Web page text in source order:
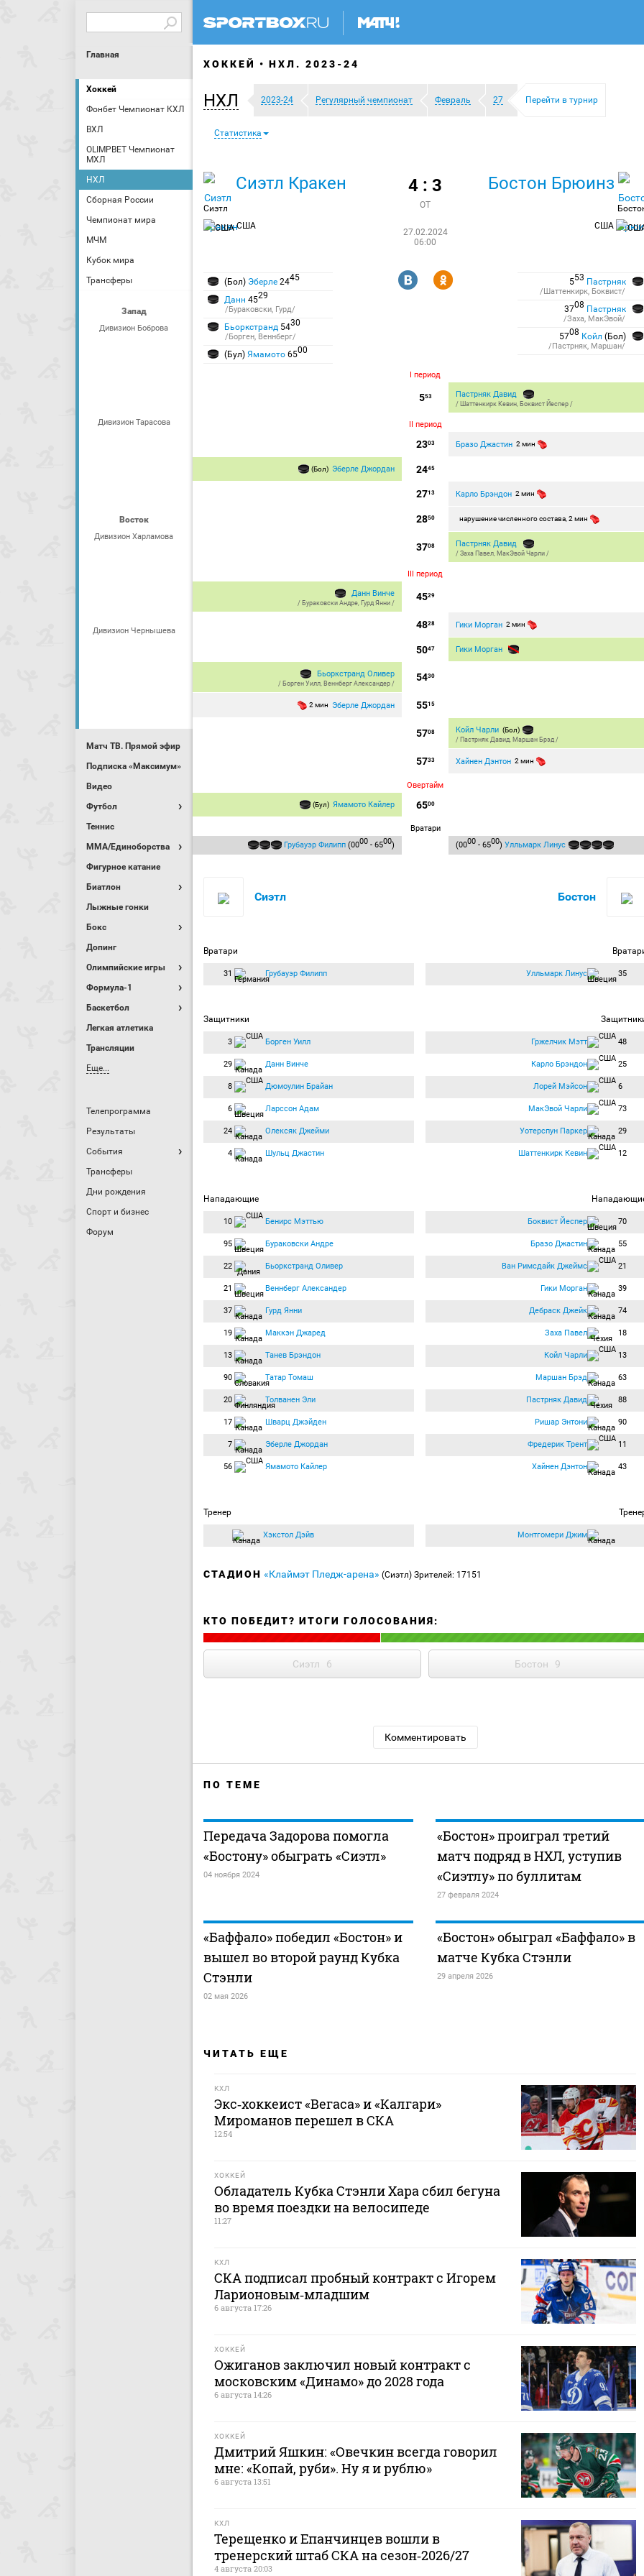
Главная
Хоккей
Фонбет Чемпионат КХЛ
ВХЛ
OLIMPBET Чемпионат
МХЛ
НХЛ
Сборная России
Чемпионат мира
МЧМ
Кубок мира
Трансферы
Запад
Дивизион Боброва
Дивизион Тарасова
Восток
Дивизион Харламова
Дивизион Чернышева
Матч ТВ. Прямой эфир
Подписка «Максимум»
Видео
Футбол
Теннис
MMA/Единоборства
Фигурное катание
Биатлон
Лыжные гонки
Бокс
Допинг
Олимпийские игры
Формула-1
Баскетбол
Легкая атлетика
Трансляции
Еще...
Телепрограмма
Результаты
События
Трансферы
Дни рождения
Спорт и бизнес
Форум
ХОККЕЙ НХЛ. 2023-24
НХЛ 2023-24 Регулярный чемпионат Февраль 27 Перейти в турнир
Статистика
Сиэтл Кракен
Сиэтл
США
4 : 3
ОТ
27.02.2024
06:00
Бостон Брюинз
США
(Бол) Эберле 2445
Данн 4529
/Бураковски, Гурд/
Бьоркстранд 5430
/Борген, Веннберг/
(Бул) Ямамото 6500
R Y 553 Пастрняк
/Шаттенкирк, Боквист/
3708 Пастрняк
/Заха, МакЭвой/
5708 Койл (Бол)
/Пастрняк, Маршан/
I период
553 Пастрняк Давид
/ Шаттенкирк Кевин, Боквист Йеспер /
II период
2303 Бразо Джастин 2 мин
2445
(Бол) Эберле Джордан
2713 Карло Брэндон 2 мин
2850 нарушение численного состава, 2 мин
3708 Пастрняк Давид
/Заха Павел, МакЭвой Чарли /
III период
4529
Данн Винче
/ Бураковски Андре, Гурд Янни /
4828 Гики Морган 2 мин
5047 Гики Морган
5430
Бьоркстранд Оливер
/ Борген Уилл, Веннберг Александер /
5515
2 мин Эберле Джордан
5708 Койл Чарли (Бол)
/ Пастрняк Давид, Маршан Брэд /
5733 Хайнен Дэнтон 2 мин
Овертайм
6500
(Бул) Ямамото Кайлер
Вратари
Грубауэр Филипп (0000 - 6500) (0000 - 6500)Улльмарк Линус
Сиэтл
Вратари
31 Грубауэр Филипп
Защитники
3 Борген Уилл
29 Данн Винче
8 Дюмоулин Брайан
6 Ларссон Адам
24 Олексяк Джейми
4 Шульц Джастин
Нападающие
10 Бенирс Мэттью
95 Бураковски Андре
22 Бьоркстранд Оливер
21 Веннберг Александер
37 Гурд Янни
19 Маккэн Джаред
13 Танев Брэндон
90 Татар Томаш
20 Толванен Эли
17 Шварц Джэйден
7 Эберле Джордан
56 Ямамото Кайлер
Тренер
Хэкстол Дэйв
Бостон
Улльмарк Линус 35
Гржелчик Мэтт 48
Карло Брэндон 25
Лорей Мэйсон 6
МакЭвой Чарли 73
Уотерспун Паркер 29
Шаттенкирк Кевин 12
Боквист Йеспер 70
Бразо Джастин 55
Ван Римсдайк Джеймс 21
Гики Морган 39
Дебраск Джейк 74
Заха Павел 18
Койл Чарли 13
Маршан Брэд 63
Пастрняк Давид 88
Ришар Энтони 90
Фредерик Трент 11
Хайнен Дэнтон 43
Монтгомери Джим
СТАДИОН «Клаймэт Пледж-арена» (Сиэтл) Зрителей: 17151
КТО ПОБЕДИТ? ИТОГИ ГОЛОСОВАНИЯ:
Сиэтл 6 Бостон 9
Комментировать
ПО ТЕМЕ
Передача Задорова помогла
«Бостону» обыграть «Сиэтл»
04 ноября 2024
«Бостон» проиграл третий
матч подряд в НХЛ, уступив
«Сиэтлу» по буллитам
27 февраля 2024
«Баффало» победил «Бостон» и
вышел во второй раунд Кубка
Стэнли
02 мая 2026
«Бостон» обыграл «Баффало» в
матче Кубка Стэнли
29 апреля 2026
ЧИТАТЬ ЕЩЕ
КХЛ
Экс‑хоккеист «Вегаса» и «Калгари»
Мироманов перешел в СКА
12:54
ХОККЕЙ
Обладатель Кубка Стэнли Хара сбил бегуна
во время поездки на велосипеде
11:27
КХЛ
СКА подписал пробный контракт с Игорем
Ларионовым‑младшим
6 августа 17:26
ХОККЕЙ
Ожиганов заключил новый контракт с
московским «Динамо» до 2028 года
6 августа 14:26
ХОККЕЙ
Дмитрий Яшкин: «Овечкин всегда говорил
мне: «Копай, руби». Ну я и рублю»
6 августа 13:51
КХЛ
Терещенко и Епанчинцев вошли в
тренерский штаб СКА на сезон‑2026/27
4 августа 20:03